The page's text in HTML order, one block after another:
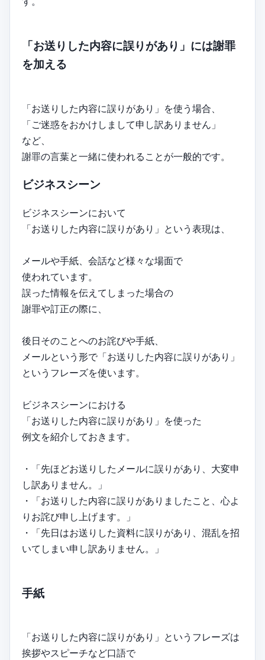
「お送りした内容に誤りがあり」には謝罪
を加える
「お送りした内容に誤りがあり」を使う場合、
「ご迷惑をおかけしまして申し訳ありません」
など、
謝罪の言葉と一緒に使われることが一般的です。
ビジネスシーン
ビジネスシーンにおいて
「お送りした内容に誤りがあり」という表現は、
メールや手紙、会話など様々な場面で
使われています。
誤った情報を伝えてしまった場合の
謝罪や訂正の際に、
後日そのことへのお詫びや手紙、
メールという形で「お送りした内容に誤りがあり」
というフレーズを使います。
ビジネスシーンにおける
「お送りした内容に誤りがあり」を使った
例文を紹介しておきます。
・「先ほどお送りしたメールに誤りがあり、大変申
し訳ありません。」
・「お送りした内容に誤りがありましたこと、心よ
りお詫び申し上げます。」
・「先日はお送りした資料に誤りがあり、混乱を招
いてしまい申し訳ありません。」
手紙
「お送りした内容に誤りがあり」というフレーズは
挨拶やスピーチなど口語で